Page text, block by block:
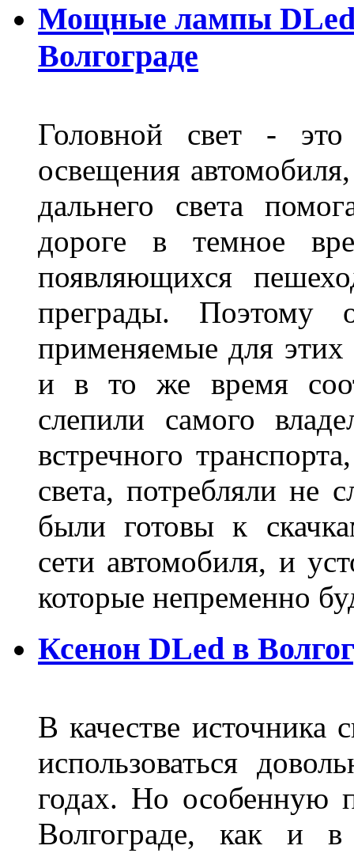
Мощные лампы DLed
Волгограде
Головной свет -
освещения
дальнего света
дороге в темное
появляющихся
преграды. Поэтому
применяемые для
и в то же время
слепили самого
встречного
света, потребляли не
были готовы к
сети автомобиля, и
которые непременно
Ксенон DLed в
В качестве источника
использоваться
годах. Но особенную
Волгограде, как и